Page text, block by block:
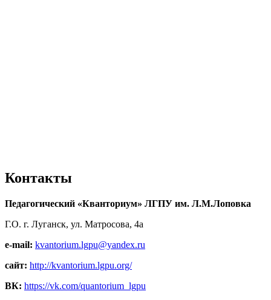
Контакты
Педагогический «Кванториум» ЛГПУ им. Л.М.Лоповка
Г.О. г. Луганск, ул. Матросова, 4а
e-mail: kvantorium.lgpu@yandex.ru
сайт: http://kvantorium.lgpu.org/
ВК: https://vk.com/quantorium_lgpu